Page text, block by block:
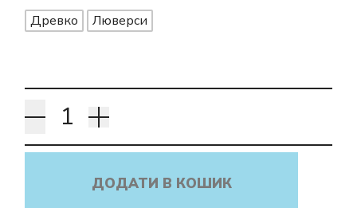
Древко Люверси
ДОДАТИ В КОШИК